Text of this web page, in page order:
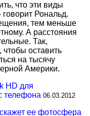
что эти виды
Рональд.
тем меньше
А расстояния
Так,
оставить
на тысячу
Америки.
HD для
телефона 06.03.2012
ее фотосфера